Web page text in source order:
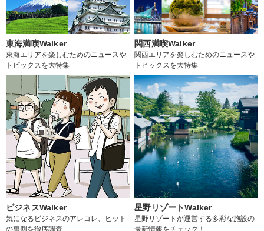
東海満喫Walker
東海エリアを楽しむためのニュースや
トピックスを大特集
関西満喫Walker
関西エリアを楽しむためのニュースや
トピックスを大特集
ビジネスWalker
気になるビジネスのアレコレ、ヒット
星野リゾートWalker
星野リゾートが運営する多彩な施設の